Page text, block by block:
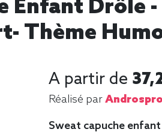
Enfant Drôle -
Thème
A partir de
Réalisé par
Sweat capuche